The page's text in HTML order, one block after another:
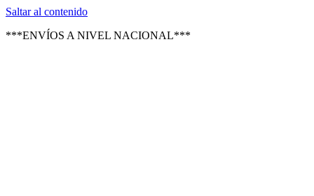
Texsal Venezuela –
Saltar al contenido
***ENVÍOS A NIVEL NACIONAL***